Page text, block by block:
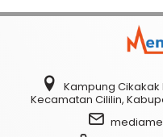
Kampung Cikakak
Kecamatan Cililin,